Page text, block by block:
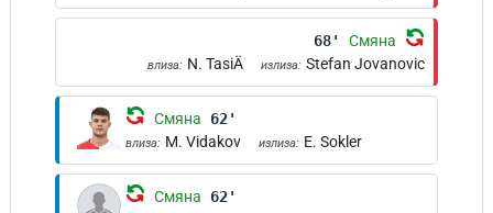
68' Смяна
влиза: N. TasiÄ излиза: Stefan Jovanovic
Смяна 62'
влиза: M. Vidakov излиза: E. Sokler
Смяна
62'